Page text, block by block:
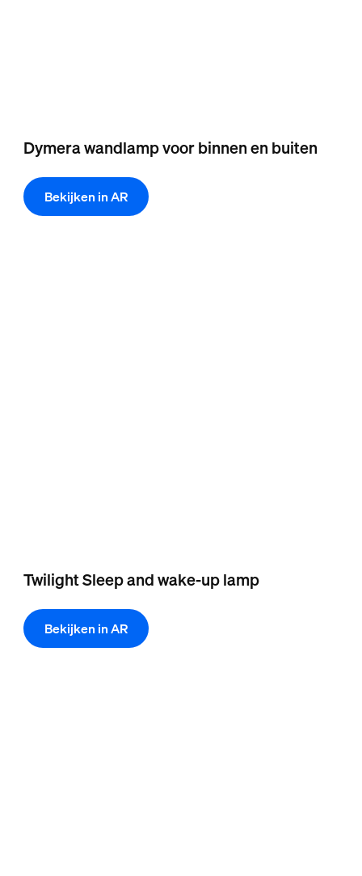
Dymera wandlamp voor binnen en buiten
Bekijken in AR
Twilight Sleep and wake-up lamp
Bekijken in AR